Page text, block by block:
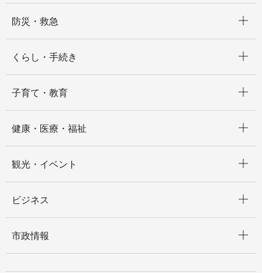
防災・救急
くらし・手続き
子育て・教育
健康・医療・福祉
観光・イベント
ビジネス
市政情報